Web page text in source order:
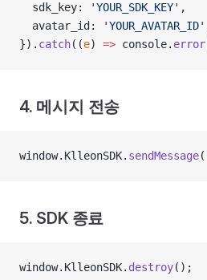
  sdk_key:
'YOUR_SDK_KEY' ,
  avatar_id:
'YOUR_AVATAR_ID'
}). catch((e) => console. error
4. 메시지 전송
window.KlleonSDK. sendMessage(
5. SDK 종료
window.KlleonSDK. destroy();